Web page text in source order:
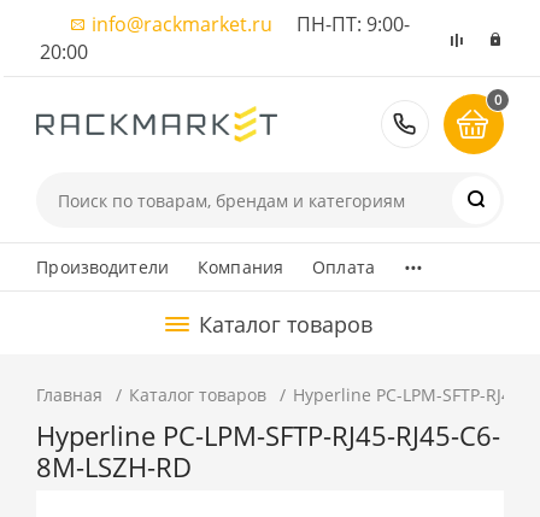
info@rackmarket.ru ПН-ПТ: 9:00-
20:00
8 (495)
0
Производители Компания Оплата ...
Каталог товаров
Главная Каталог товаров Hyperline PC-LPM-SFTP-RJ45-
Hyperline PC-LPM-SFTP-RJ45-RJ45-C6-
8M-LSZH-RD